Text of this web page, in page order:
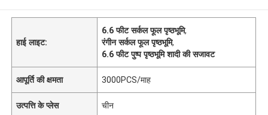
हाई लाइट:
6.6 फीट सर्कल फूल पृष्ठभूमि,
रंगीन सर्कल फूल पृष्ठभूमि,
6.6 फीट पुष्प पृष्ठभूमि शादी की सजावट
आपूर्ति की क्षमता 3000PCS/माह
उत्पत्ति के प्लेस चीन